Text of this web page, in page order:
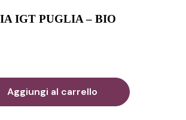
IGT PUGLIA – BIO
Aggiungi al carrello